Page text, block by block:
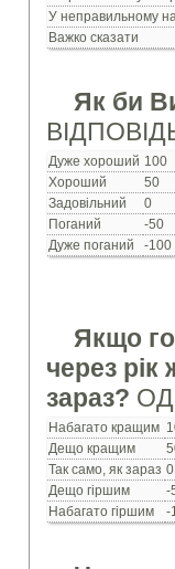
У неправильному
Важко сказати
Як би
Дуже хороший 100
Хороший
50
Задовільний
0
Поганий
-50
Дуже поганий
-100
Якщо
через рік
зараз?
Набагато кращим
Дещо кращим
Так само, як зараз 0
Дещо гіршим
-
Набагато гіршим
-